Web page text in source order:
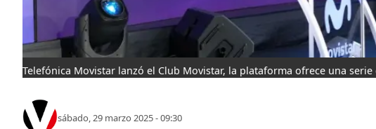
Telefónica Movistar lanzó el Club Movistar, la plataforma ofrece una
sábado, 29 marzo 2025 - 09:30